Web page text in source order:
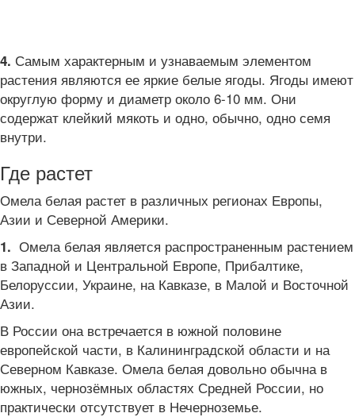
4. Самым характерным и узнаваемым элементом
растения являются ее яркие белые ягоды. Ягоды имеют
округлую форму и диаметр около 6-10 мм. Они
содержат клейкий мякоть и одно, обычно, одно семя
внутри.
Где растет
Омела белая растет в различных регионах Европы,
Азии и Северной Америки.
1. Омела белая является распространенным растением
в Западной и Центральной Европе, Прибалтике,
Белоруссии, Украине, на Кавказе, в Малой и Восточной
Азии.
В России она встречается в южной половине
европейской части, в Калининградской области и на
Северном Кавказе. Омела белая довольно обычна в
южных, чернозёмных областях Средней России, но
практически отсутствует в Нечерноземье.